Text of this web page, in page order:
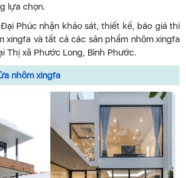
lựa chọn.
Phúc nhận khảo sát, thiết kế, báo giá thi
xingfa và tất cả các sản phẩm nhôm xingfa
Thị xã Phước Long, Bình Phước.
nhôm xingfa